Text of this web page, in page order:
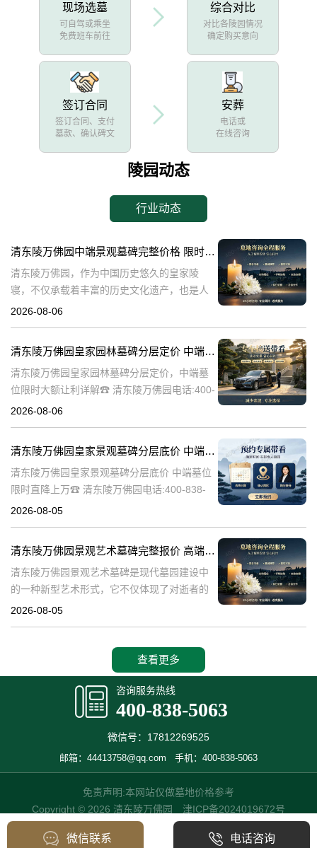
现场选墓
可自驾或乘坐
免费班车前往
综合对比
对比各陵园情况
确定购买意向
签订合同
签订合同、支付
墓款、确认碑文
安葬
电话或
在线咨询
陵园动态
行业动态
清东陵万佛园中端景观墓碑完整价格 限时减免多年管理费详解
清东陵万佛园，作为中国历史悠久的皇家陵
寝，不仅承载着丰富的历史文化遗产，也是人
们缅怀先人、寄托哀思的重要场所。近年来，
清
2026-08-06
清东陵万佛园皇家园林墓碑分层定价 中端墓位限时大额让利详解
清东陵万佛园皇家园林墓碑分层定价，中端墓
位限时大额让利详解☎ 清东陵万佛园电话:400-
838-5063清东陵万佛园，作为中国历史上著名
2026-08-06
清东陵万佛园皇家景观墓碑分层底价 中端墓位限时直降上万
清东陵万佛园皇家景观墓碑分层底价 中端墓位
限时直降上万☎ 清东陵万佛园电话:400-838-
5063清东陵万佛园，作为中国历史上著名的皇
2026-08-05
清东陵万佛园景观艺术墓碑完整报价 高端墓型大额直降活动详解
清东陵万佛园景观艺术墓碑是现代墓园建设中
的一种新型艺术形式，它不仅体现了对逝者的
尊重和缅怀，更是一种文化艺术的传承。本文
2026-08-05
查看更多
咨询服务热线
400-838-5063
微信号：17812269525
邮箱：44413758@qq.com 手机：400-838-5063
免责声明:本网站仅做墓地价格参考
Copyright © 2026 清东陵万佛园 津ICP备2024019672号
微信联系 电话咨询